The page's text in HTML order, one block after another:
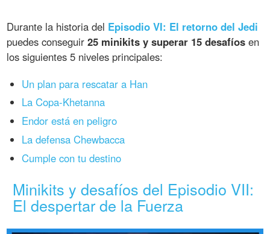
Durante la historia del Episodio VI: El retorno del Jedi
puedes conseguir25 minikits y superar 15 desafíos en
los siguientes 5 niveles principales:
Un plan para rescatar a Han
La Copa-Khetanna
Endor está en peligro
La defensa Chewbacca
Cumple con tu destino
Minikits y desafíos del Episodio VII:
El despertar de la Fuerza